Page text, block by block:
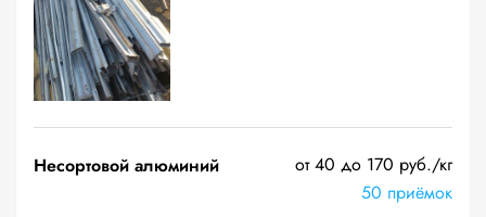
Несортовой алюминий
от 40 до 170 руб./кг
50 приёмок